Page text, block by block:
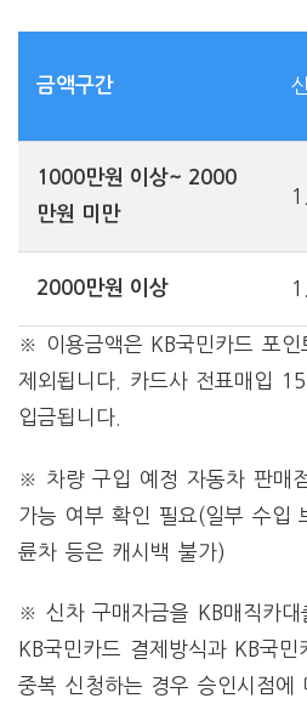
금액구간
1000만원 이상~ 2000
만원 미만
2000만원 이상
※ 이용금액은 KB국민카드 포인
제외됩니다. 카드사 전표매입
입금됩니다.
※ 차량 구입 예정 자동차 판매
가능 여부 확인 필요(일부 수입
륜차 등은 캐시백 불가)
※ 신차 구매자금을 KB매직카
KB국민카드 결제방식과 KB국
중복 신청하는 경우 승인시점에